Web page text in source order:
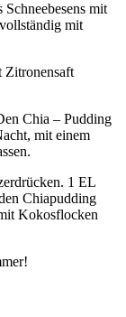
mit
mit
Zitronensaft
Chia – Pudding
mit einem
1 EL
Chiapudding
Kokosflocken